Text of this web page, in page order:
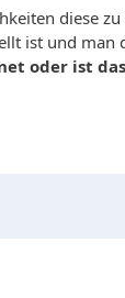
diese
ist und man
oder ist